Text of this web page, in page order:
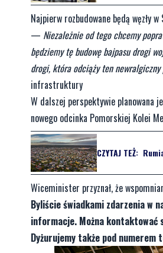
Najpierw rozbudowane będą węzły
— Niezależnie od tego chcemy
będziemy tę budowę bajpasu drogi
drogi, która odciąży ten
infrastruktury
W dalszej perspektywie planowana
nowego odcinka Pomorskiej Kolei
CZYTAJ TEŻ:
Wiceminister przyznał, że
Byliście świadkami zdarzenia w
informacje. Można kontaktować
Dyżurujemy także pod